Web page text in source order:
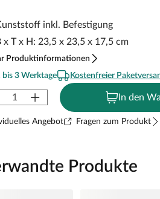
inkl. Befestigung
x T x H: 23,5 x 23,5 x 17,5 cm
Produktinformationen
bis 3 Werktage
Kostenfreier
In den
Angebot Fragen zum Produkt
Produkte